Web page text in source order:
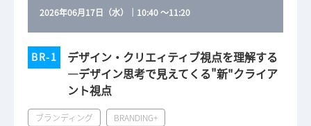
2026年06月17日（水） ｜ 10:40～11:20
BR-1
デザイン・クリエィティブ視点を理解する
―デザイン思考で見えてくる"新"クライア
ント視点
ブランディング BRANDING+